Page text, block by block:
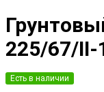
225/67/II-
Есть в наличии